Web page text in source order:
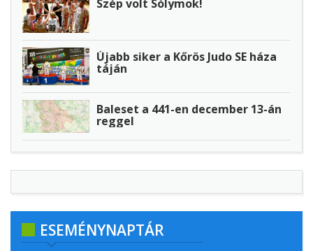
Szép volt Sólymok!
Újabb siker a Kőrös Judo SE háza
táján
Baleset a 441-en december 13-án
reggel
ESEMÉNYNAPTÁR